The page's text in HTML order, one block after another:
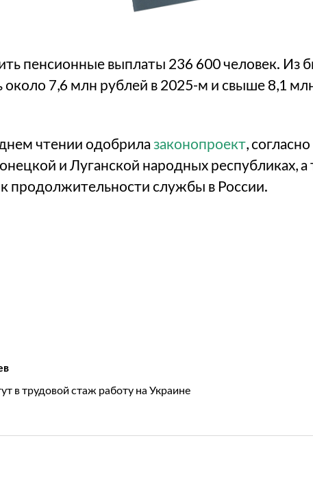
пенсионные выплаты 236 600 человек. Из
около 7,6 млн рублей в 2025-м и свыше 8,1
чтении одобрилазаконопроект,
и Луганской народных республиках, а
к продолжительности службы в России.
в трудовой стаж работу на Украине